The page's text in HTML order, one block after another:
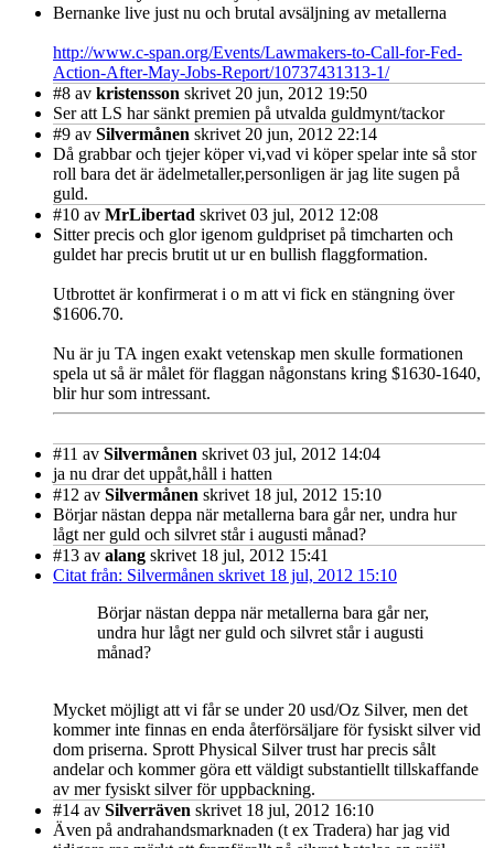
Bernanke live just nu och brutal avsäljning av metallerna
http://www.c-span.org/Events/Lawmakers-to-Call-for-Fed-
Action-After-May-Jobs-Report/10737431313-1/
#8 av kristensson skrivet 20 jun, 2012 19:50
Ser att LS har sänkt premien på utvalda guldmynt/tackor
#9 av Silvermånen skrivet 20 jun, 2012 22:14
Då grabbar och tjejer köper vi,vad vi köper spelar inte så stor
roll bara det är ädelmetaller,personligen är jag lite sugen på
guld.
#10 av MrLibertad skrivet 03 jul, 2012 12:08
Sitter precis och glor igenom guldpriset på timcharten och
guldet har precis brutit ut ur en bullish flaggformation.
Utbrottet är konfirmerat i o m att vi fick en stängning över
$1606.70.
Nu är ju TA ingen exakt vetenskap men skulle formationen
spela ut så är målet för flaggan någonstans kring $1630-1640,
blir hur som intressant.
#11 av Silvermånen skrivet 03 jul, 2012 14:04
ja nu drar det uppåt,håll i hatten
#12 av Silvermånen skrivet 18 jul, 2012 15:10
Börjar nästan deppa när metallerna bara går ner, undra hur
lågt ner guld och silvret står i augusti månad?
#13 av alang skrivet 18 jul, 2012 15:41
Citat från: Silvermånen skrivet 18 jul, 2012 15:10
Börjar nästan deppa när metallerna bara går ner,
undra hur lågt ner guld och silvret står i augusti
månad?
Mycket möjligt att vi får se under 20 usd/Oz Silver, men det
kommer inte finnas en enda återförsäljare för fysiskt silver vid
dom priserna. Sprott Physical Silver trust har precis sålt
andelar och kommer göra ett väldigt substantiellt tillskaffande
av mer fysiskt silver för uppbackning.
#14 av Silverräven skrivet 18 jul, 2012 16:10
Även på andrahandsmarknaden (t ex Tradera) har jag vid